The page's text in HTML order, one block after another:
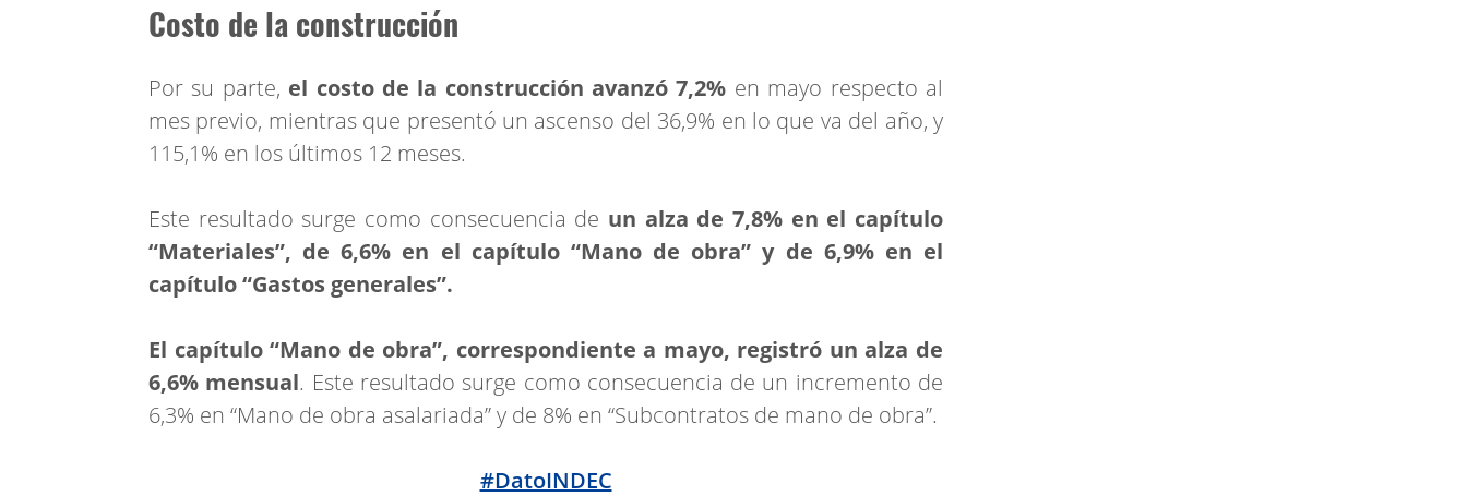
Costo de la construcción
Por su parte, el costo de la construcción avanzó 7,2% en mayo respecto al
mes previo, mientras que presentó un ascenso del 36,9% en lo que va del año, y
115,1% en los últimos 12 meses.
Este resultado surge como consecuencia de un alza de 7,8% en el capítulo
“Materiales”, de 6,6% en el capítulo “Mano de obra” y de 6,9% en el
capítulo “Gastos generales”.
El capítulo “Mano de obra”, correspondiente a mayo, registró un alza de
6,6% mensual. Este resultado surge como consecuencia de un incremento de
6,3% en “Mano de obra asalariada” y de 8% en “Subcontratos de mano de obra”.
#DatoINDEC